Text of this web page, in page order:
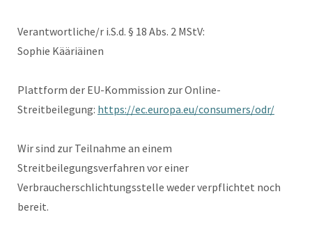
Verantwortliche/r i.S.d. § 18 Abs. 2 MStV:
Sophie Kääriäinen
Plattform der EU-Kommission zur Online-
Streitbeilegung: https://ec.europa.eu/consumers/odr/
Wir sind zur Teilnahme an einem
Streitbeilegungsverfahren vor einer
Verbraucherschlichtungsstelle weder verpflichtet noch
bereit.